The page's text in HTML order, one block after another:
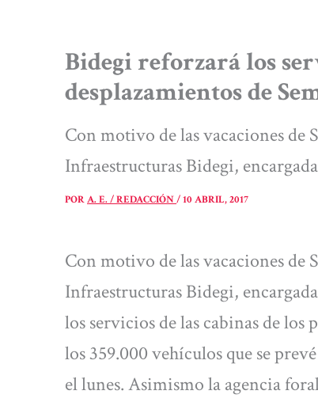
Bidegi reforzará los
desplazamientos de
Con motivo de las vacaciones de
Infraestructuras Bidegi,
PORA. E. / REDACCIÓN/10 ABRIL, 2017
Con motivo de las vacaciones de
Infraestructuras Bidegi,
los servicios de las cabinas de los
los 359.000 vehículos que se
el lunes. Asimismo la agencia